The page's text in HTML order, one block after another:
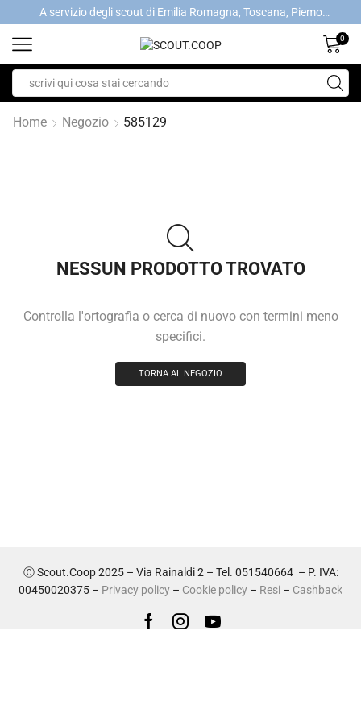
A servizio degli scout di Emilia Romagna, Toscana, Piemonte, Valle d'Aosta- Gratis la spedizione con ordini > €40
0
Home Negozio 585129
NESSUN PRODOTTO TROVATO
Controlla l'ortografia o cerca di nuovo con termini meno
specifici.
TORNA AL NEGOZIO
Ⓒ Scout.Coop 2025 – Via Rainaldi 2 – Tel. 051540664 – P. IVA:
00450020375 – Privacy policy – Cookie policy – Resi – Cashback